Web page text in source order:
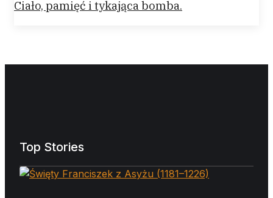
Ciało, pamięć i tykająca bomba.
Top Stories